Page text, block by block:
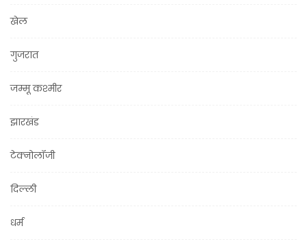
खेल
गुजरात
जम्मू कश्मीर
झारखंड
टेक्नोलॉजी
दिल्ली
धर्म